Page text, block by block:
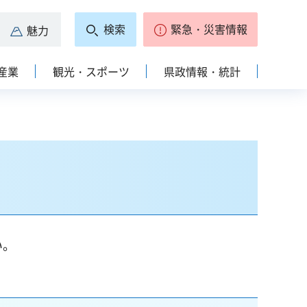
魅力 検索 緊急・災害情報
業 観光・スポーツ 県政情報・統計